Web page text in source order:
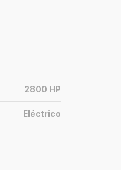
2800 HP
Eléctrico